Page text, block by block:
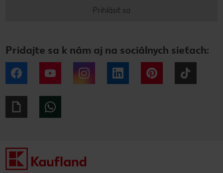
Prihlásiť sa
Pridajte sa k nám aj na sociálnych sieťach:
Facebook YouTube Instagram LinkedIn Pinterest
Giphy